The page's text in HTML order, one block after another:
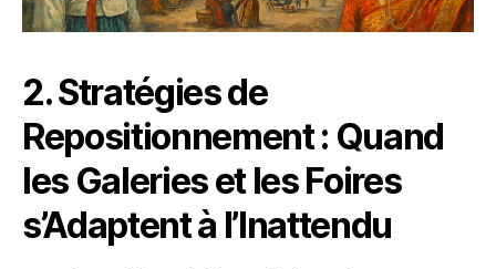
2. Stratégies de
Repositionnement : Quand
les Galeries et les Foires
s’Adaptent à l’Inattendu